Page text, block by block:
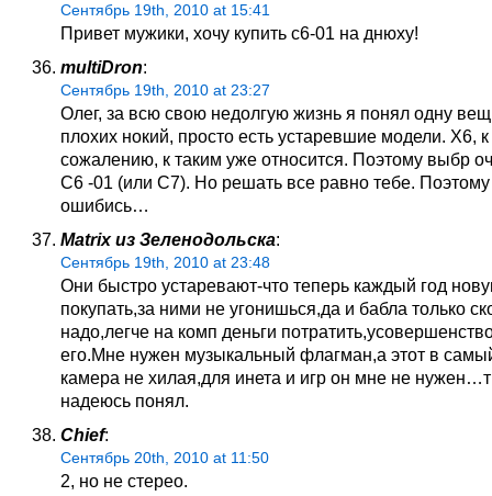
Сентябрь 19th, 2010 at 15:41
Привет мужики, хочу купить с6-01 на днюху!
multiDron:
Сентябрь 19th, 2010 at 23:27
Олег, за всю свою недолгую жизнь я понял одну
плохих нокий, просто есть устаревшие модели. Х6, к
сожалению, к таким уже относится. Поэтому выбр
С6 -01 (или С7). Но решать все равно тебе.
ошибись…
Matrix из Зеленодольска:
Сентябрь 19th, 2010 at 23:48
Они быстро устаревают-что теперь каждый год
покупать,за ними не угонишься,да и бабла только
надо,легче на комп деньги
его.Мне нужен музыкальный флагман,а этот в
камера не хилая,для инета и игр он мне не
надеюсь понял.
Chief:
Сентябрь 20th, 2010 at 11:50
2, но не стерео.